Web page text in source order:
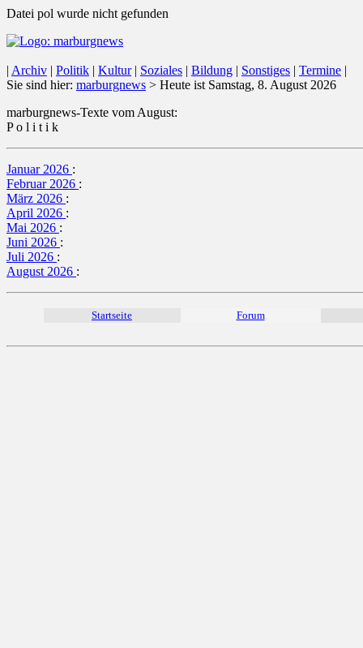
Datei pol wurde nicht gefunden
| Archiv | Politik | Kultur| Soziales | Bildung | Sonstiges | Termine |
Sie sind hier: marburgnews > Heute ist Samstag, 8. August 2026
marburgnews-Texte vom August:
P o l i t i k
Januar 2026 :
Februar 2026 :
März 2026 :
April 2026 :
Mai 2026 :
Juni 2026 :
Juli 2026 :
August 2026 :
Startseite Forum